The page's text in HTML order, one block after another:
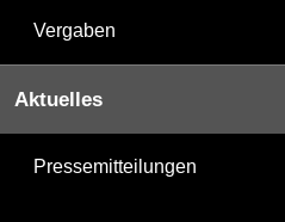
Vergaben
Aktuelles
Pressemitteilungen